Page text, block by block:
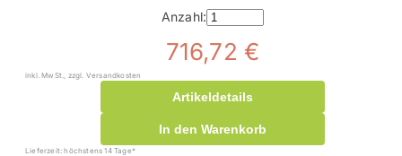
Anzahl:
716,72 €
inkl. MwSt., zzgl. Versandkosten
Artikeldetails
In den Warenkorb
Lieferzeit: höchstens 14 Tage*